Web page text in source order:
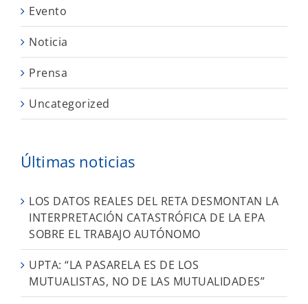
Evento
Noticia
Prensa
Uncategorized
Últimas noticias
LOS DATOS REALES DEL RETA DESMONTAN LA
INTERPRETACIÓN CATASTRÓFICA DE LA EPA
SOBRE EL TRABAJO AUTÓNOMO
UPTA: “LA PASARELA ES DE LOS
MUTUALISTAS, NO DE LAS MUTUALIDADES”